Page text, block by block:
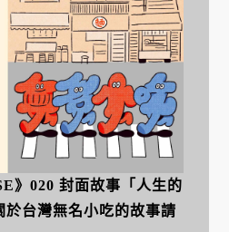
》020 封面故事「人生的
於台灣無名小吃的故事請